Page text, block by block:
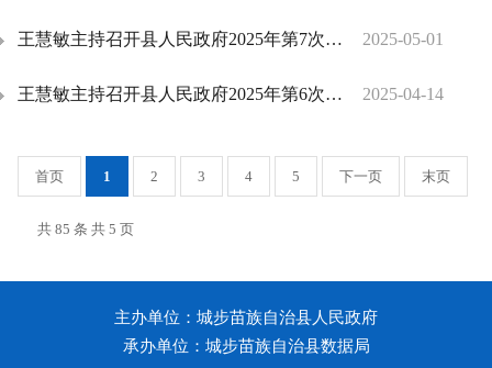
2025-05-01
王慧敏主持召开县人民政府2025年第7次常务会议
2025-04-14
王慧敏主持召开县人民政府2025年第6次常务会议
首页 1 2 3 4 5 下一页 末页
共 85 条 共 5 页
主办单位：城步苗族自治县人民政府
承办单位：城步苗族自治县数据局